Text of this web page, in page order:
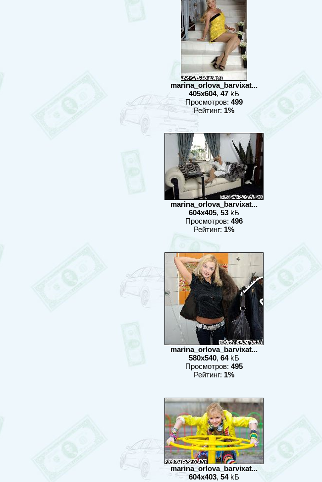
marina_orlova_barvixat...
405x604, 47 kБ
Просмотров: 499
Рейтинг: 1%
marina_orlova_barvixat...
604x405, 53 kБ
Просмотров: 496
Рейтинг: 1%
marina_orlova_barvixat...
580x540, 64kБ
Просмотров: 495
Рейтинг: 1%
marina_orlova_barvixat...
604x403, 54kБ